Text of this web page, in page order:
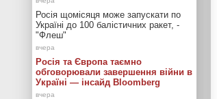
Росія щомісяця може запускати по
Україні до 100 балістичних ракет, -
"Флеш"
Росія та Європа таємно
обговорювали завершення війни в
Україні — інсайд Bloomberg